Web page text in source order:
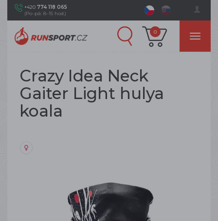
+420 774 118 065
(Po–pá: 8–15 hod.)
0
Crazy Idea Neck
Gaiter Light hulya
koala